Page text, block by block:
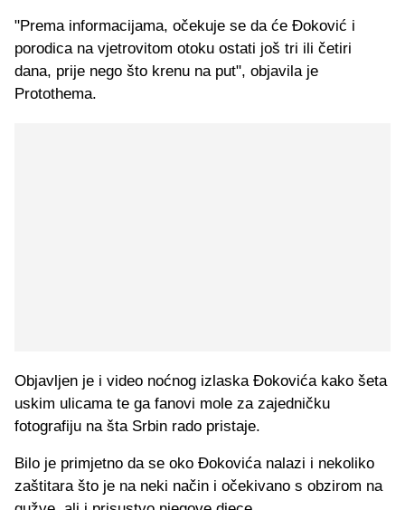
"Prema informacijama, očekuje se da će Đoković i
porodica na vjetrovitom otoku ostati još tri ili četiri
dana, prije nego što krenu na put", objavila je
Protothema.
Objavljen je i video noćnog izlaska Đokovića kako šeta
uskim ulicama te ga fanovi mole za zajedničku
fotografiju na šta Srbin rado pristaje.
Bilo je primjetno da se oko Đokovića nalazi i nekoliko
zaštitara što je na neki način i očekivano s obzirom na